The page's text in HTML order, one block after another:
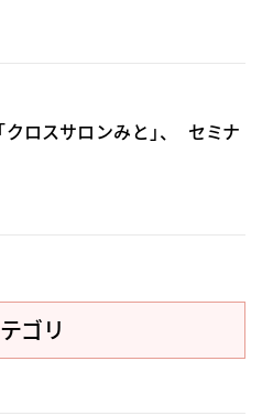
ロスサロンみと」、 セミナ
ゴリ